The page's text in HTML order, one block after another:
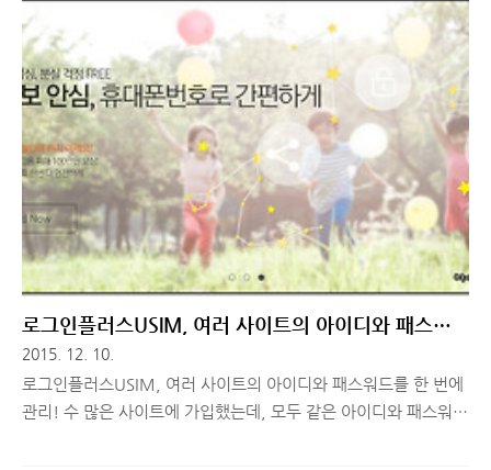
이벤트! '별이 나에게 올레' 요즘 아프리카TV나 유투브 등을 통해
개인 방송을 하는 분들이 늘어나고 있습니다. TV에서나 보던 연예
인들도 요즘 개인 방송에 게스트로 나오거나, 직접 방송을 하는 경
우가 늘어나고 있습니다. 개인 방송이 인기 있는 이유는 일방적으
로 보기만 하는 TV와는 달리 댓글 혹은 채팅을 실시간으로 주고 받
으며 소통할 수 있기 때문에 평소 하지 못했던 얘기들까지 자연스
럽게 ..
로그인플러스USIM, 여러 사이트의 아이디와 패스워
드를 한 번에 관리!
2015. 12. 10.
로그인플러스USIM, 여러 사이트의 아이디와 패스워드를 한 번에
관리! 수 많은 사이트에 가입했는데, 모두 같은 아이디와 패스워드